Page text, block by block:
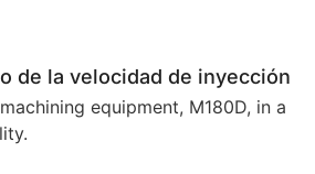
de la velocidad de inyección